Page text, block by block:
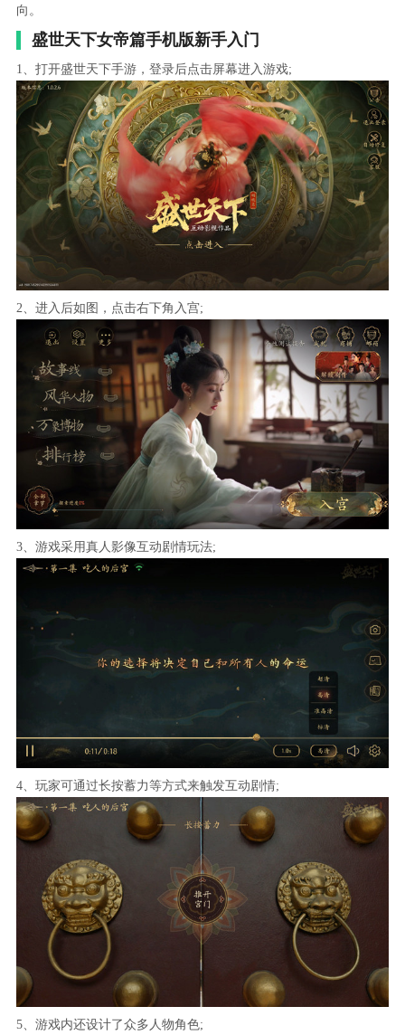
向。
盛世天下女帝篇手机版新手入门
1、打开盛世天下手游，登录后点击屏幕进入游戏;
2、进入后如图，点击右下角入宫;
3、游戏采用真人影像互动剧情玩法;
4、玩家可通过长按蓄力等方式来触发互动剧情;
5、游戏内还设计了众多人物角色;